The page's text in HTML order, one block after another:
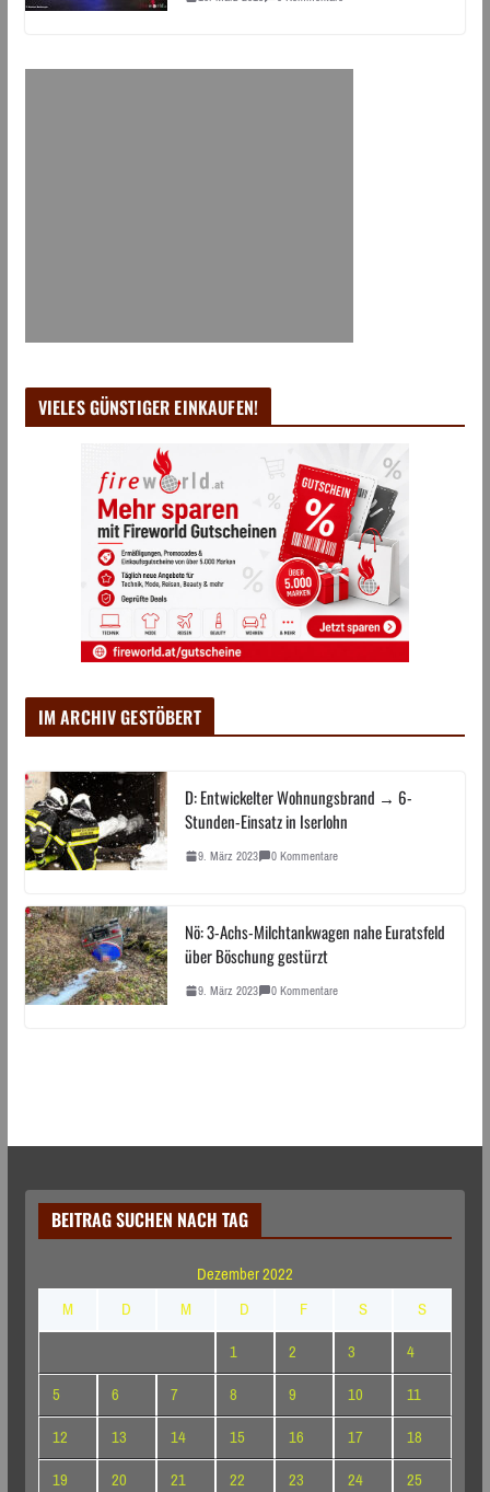
VIELES GÜNSTIGER EINKAUFEN!
IM ARCHIV GESTÖBERT
D: Entwickelter Wohnungsbrand → 6-
Stunden-Einsatz in Iserlohn
9. März 2023 0 Kommentare
Nö: 3-Achs-Milchtankwagen nahe Euratsfeld
über Böschung gestürzt
9. März 2023 0 Kommentare
BEITRAG SUCHEN NACH TAG
Dezember 2022
M
D M D F S
S
1
2 3
4
5
6 7 8 9 10
11
12
13 14 15 16 17
18
19
20 21 22 23 24
25